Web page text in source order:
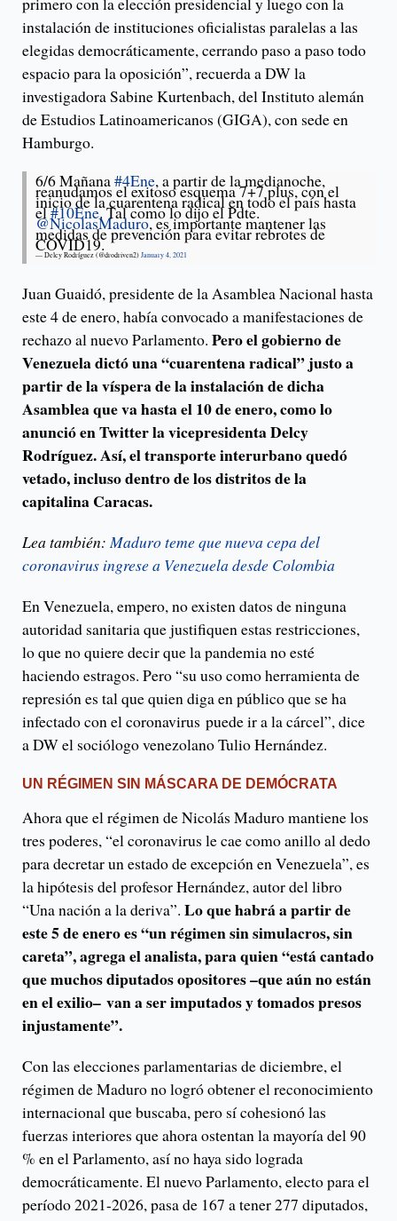
instalación de instituciones oficialistas paralelas a las
elegidas democráticamente, cerrando paso a paso todo
espacio para la oposición”, recuerda a DW la
investigadora Sabine Kurtenbach, del Instituto alemán
de Estudios Latinoamericanos (GIGA), con sede en
Hamburgo.
6/6 Mañana#4Ene, a partir de la medianoche,
reanudamos el exitoso esquema 7+7 plus, con el
inicio de la cuarentena radical en todo el país hasta
el#10Ene. Tal como lo dijo el Pdte.
@NicolasMaduro, es importante mantener las
medidas de prevención para evitar rebrotes de
COVID19.
— Delcy Rodríguez (@drodriven2) January 4, 2021
Juan Guaidó, presidente de la Asamblea Nacional hasta
este 4 de enero, había convocado a manifestaciones de
rechazo al nuevo Parlamento. Pero el gobierno de
Venezuela dictó una “cuarentena radical” justo a
partir de la víspera de la instalación de dicha
Asamblea que va hasta el 10 de enero, como lo
anunció en Twitter la vicepresidenta Delcy
Rodríguez. Así, el transporte interurbano quedó
vetado, incluso dentro de los distritos de la
capitalina Caracas.
Lea también:Maduro teme que nueva cepa del
coronavirus ingrese a Venezuela desde Colombia
En Venezuela, empero, no existen datos de ninguna
autoridad sanitaria que justifiquen estas restricciones,
lo que no quiere decir que la pandemia no esté
haciendo estragos. Pero “su uso como herramienta de
represión es tal que quien diga en público que se ha
infectado con el coronavirus puede ir a la cárcel”, dice
a DW el sociólogo venezolano Tulio Hernández.
UN RÉGIMEN SIN MÁSCARA DE DEMÓCRATA
Ahora que el régimen de Nicolás Maduro mantiene los
tres poderes, “el coronavirus le cae como anillo al dedo
para decretar un estado de excepción en Venezuela”, es
la hipótesis del profesor Hernández, autor del libro
“Una nación a la deriva”. Lo que habrá a partir de
este 5 de enero es “un régimen sin simulacros, sin
careta”, agrega el analista, para quien “está cantado
que muchos diputados opositores –que aún no están
en el exilio– van a ser imputados y tomados presos
injustamente”.
Con las elecciones parlamentarias de diciembre, el
régimen de Maduro no logró obtener el reconocimiento
internacional que buscaba, pero sí cohesionó las
fuerzas interiores que ahora ostentan la mayoría del 90
% en el Parlamento, así no haya sido lograda
democráticamente. El nuevo Parlamento, electo para el
período 2021-2026, pasa de 167 a tener 277 diputados,